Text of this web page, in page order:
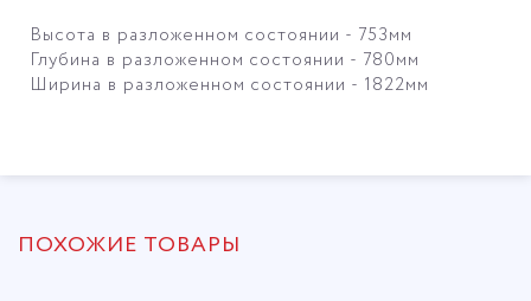
Высота в разложенном состоянии - 753мм
Глубина в разложенном состоянии - 780мм
Ширина в разложенном состоянии - 1822мм
ПОХОЖИЕ ТОВАРЫ